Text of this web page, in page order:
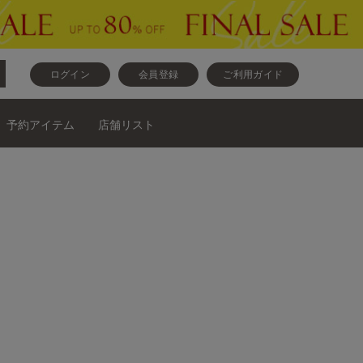
ログイン 会員登録 ご利用ガイド
予約アイテム 店舗リスト